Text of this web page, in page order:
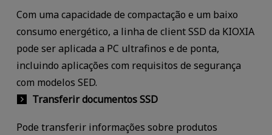
Com uma capacidade de compactação e um baixo
consumo energético, a linha de client SSD da KIOXIA
pode ser aplicada a PC ultrafinos e de ponta,
incluindo aplicações com requisitos de segurança
com modelos SED.
Transferir documentos SSD
Pode transferir informações sobre produtos